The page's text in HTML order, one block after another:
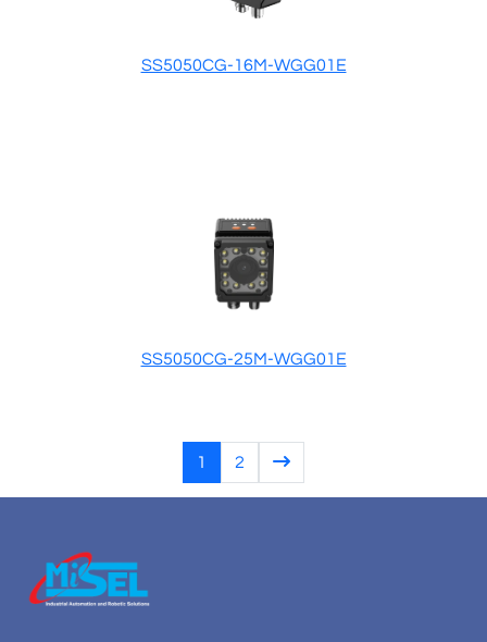
SS5050CG-16M-WGG01E
SS5050CG-25M-WGG01E
1 2